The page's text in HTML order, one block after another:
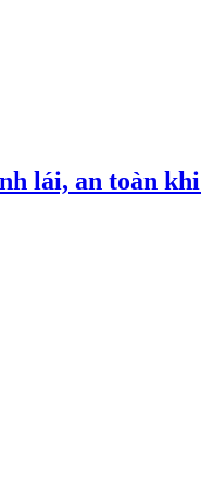
lái, an toàn